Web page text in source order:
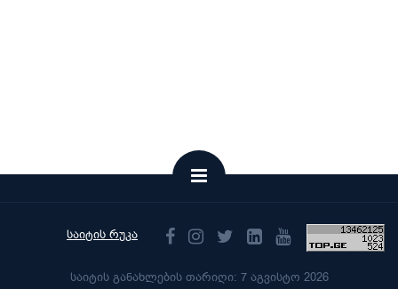
საიტის რუკა
საიტის განახლების თარიღი: 7 აგვისტო 2026